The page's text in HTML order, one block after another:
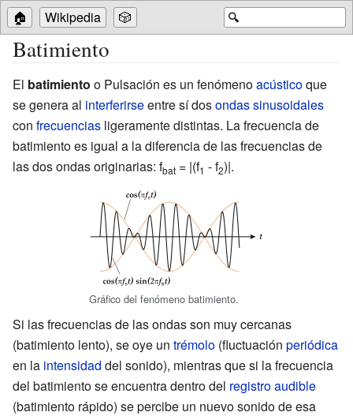
🔍
🏠 Wikipedia 🎲
Batimiento
El batimiento o Pulsación es un fenómenoacústicoque
se genera al interferirseentre sí dosondassinusoidales
con frecuencias ligeramente distintas. La frecuencia de
batimiento es igual a la diferencia de las frecuencias de
las dos ondas originarias: fbat = |(f1 - f2)|.
Gráfico del fenómeno batimiento.
Si las frecuencias de las ondas son muy cercanas
(batimiento lento), se oye un trémolo (fluctuación periódica
en la intensidad del sonido), mientras que si la frecuencia
del batimiento se encuentra dentro del registro audible
(batimiento rápido) se percibe un nuevo sonido de esa